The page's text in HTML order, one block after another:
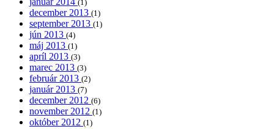
(1)
december 2013 (1)
september 2013 (1)
jún 2013 (4)
máj 2013 (1)
apríl 2013 (3)
marec 2013 (3)
február 2013 (2)
január 2013 (7)
december 2012 (6)
november 2012 (1)
október 2012 (1)